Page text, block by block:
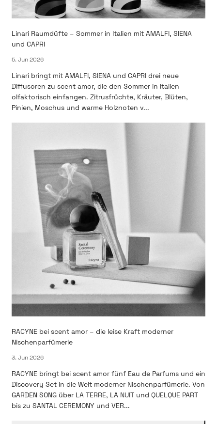
Linari Raumdüfte – Sommer in Italien mit AMALFI, SIENA
und CAPRI
5. Jun 2026
Linari bringt mit AMALFI, SIENA und CAPRI drei neue
Diffusoren zu scent amor, die den Sommer in Italien
olfaktorisch einfangen. Zitrusfrüchte, Kräuter, Blüten,
Pinien, Moschus und warme Holznoten v...
RACYNE bei scent amor – die leise Kraft moderner
Nischenparfümerie
3. Jun 2026
RACYNE bringt bei scent amor fünf Eau de Parfums und ein
Discovery Set in die Welt moderner Nischenparfümerie. Von
GARDEN SONG über LA TERRE, LA NUIT und QUELQUE PART
bis zu SANTAL CEREMONY und VER...